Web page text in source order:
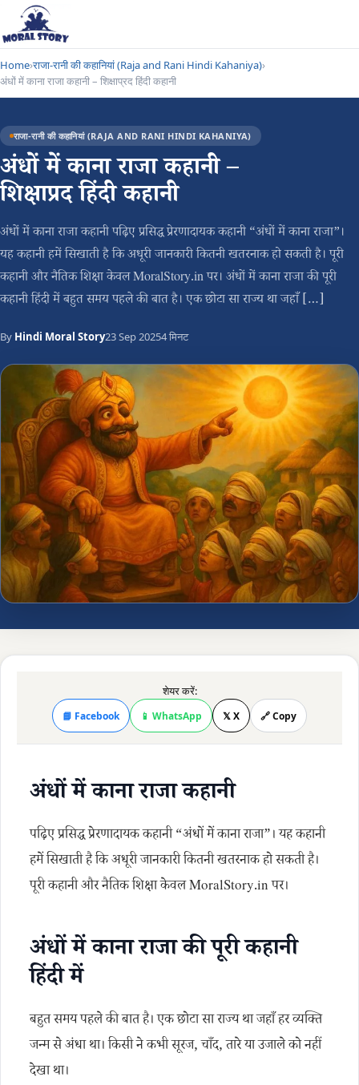
Home›राजा-रानी की कहानियां (Raja and Rani Hindi Kahaniya)›
अंधों में काना राजा कहानी – शिक्षाप्रद हिंदी कहानी
राजा-रानी की कहानियां (RAJA AND RANI HINDI KAHANIYA)
अंधों में काना राजा कहानी –
शिक्षाप्रद हिंदी कहानी
अंधों में काना राजा कहानी पढ़िए प्रसिद्ध प्रेरणादायक कहानी “अंधों में काना राजा”।
यह कहानी हमें सिखाती है कि अधूरी जानकारी कितनी खतरनाक हो सकती है। पूरी
कहानी और नैतिक शिक्षा केवल MoralStory.in पर। अंधों में काना राजा की पूरी
कहानी हिंदी में बहुत समय पहले की बात है। एक छोटा सा राज्य था जहाँ […]
By Hindi Moral Story23 Sep 20254 मिनट
शेयर करें:
📘 Facebook 📱 WhatsApp 𝕏 X 🔗 Copy
अंधों में काना राजा कहानी
पढ़िए प्रसिद्ध प्रेरणादायक कहानी “अंधों में काना राजा”। यह कहानी
हमें सिखाती है कि अधूरी जानकारी कितनी खतरनाक हो सकती है।
पूरी कहानी और नैतिक शिक्षा केवल MoralStory.in पर।
अंधों में काना राजा की पूरी कहानी
हिंदी में
बहुत समय पहले की बात है। एक छोटा सा राज्य था जहाँ हर व्यक्ति
जन्म से अंधा था। किसी ने कभी सूरज, चाँद, तारे या उजाले को नहीं
देखा था।